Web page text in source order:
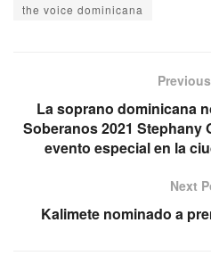
the voice dominicana
La soprano dominicana
Soberanos 2021 Stephany
evento especial en la
Next
Kalimete nominado a